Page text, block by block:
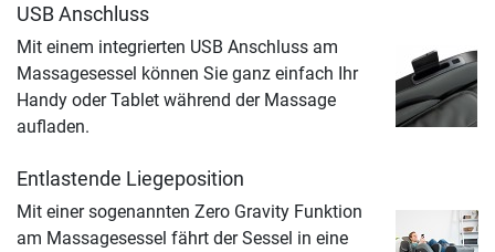
USB Anschluss
Mit einem integrierten USB Anschluss am
Massagesessel können Sie ganz einfach Ihr
Handy oder Tablet während der Massage
aufladen.
Entlastende Liegeposition
Mit einer sogenannten Zero Gravity Funktion
am Massagesessel fährt der Sessel in eine